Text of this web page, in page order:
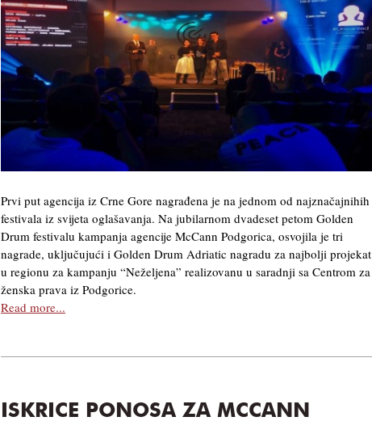
Prvi put agencija iz Crne Gore nagrađena je na jednom od najznačajnihih
festivala iz svijeta oglašavanja. Na jubilarnom dvadeset petom Golden
Drum festivalu kampanja agencije McCann Podgorica, osvojila je tri
nagrade, uključujući i Golden Drum Adriatic nagradu za najbolji projekat
u regionu za kampanju “Neželjena” realizovanu u saradnji sa Centrom za
ženska prava iz Podgorice.
Read more...
ISKRICE PONOSA ZA MCCANN